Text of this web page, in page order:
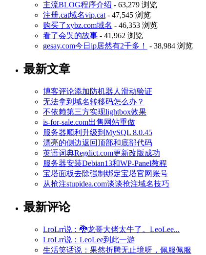
主流BLOG程序介绍 - 63,279 浏览
注册.cat域名vip.cat - 47,545 浏览
购买了xybz.com域名 - 46,353 浏览
看了会哭的故事 - 41,962 浏览
gesay.com今日ip居然有2千多！
- 38,984 浏览
最新文章
博客评论添加防机器人滑动验证
无法拿到域名转移码怎么办？
不依赖第三方实现lightbox效果
is-for-sale.com出售网站重做
服务器顺利升级到MySQL 8.0.45
漂亮的侧边返回顶部和底部代码
英语词典Regdict.com更新改版成功
服务器安装Debian13和WP-Panel教程
宝塔面板去除强制绑定宝塔官网账号
从抢注stupidea.com谈谈抢注域名技巧
最新评论
LroLrr说：🐉龙哥大佬太牛了。LeoLee...
LroLrr说：LeoLee到此一游
生活笑话说：果然折腾无止境呀，佩服佩服